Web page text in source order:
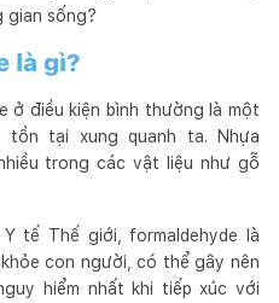
gian sống?
là gì?
ở điều kiện bình thường là một
tồn tại xung quanh ta. Nhựa
trong các vật liệu như gỗ
tế Thế giới, formaldehyde là
con người, có thể gây nên
hiểm nhất khi tiếp xúc với